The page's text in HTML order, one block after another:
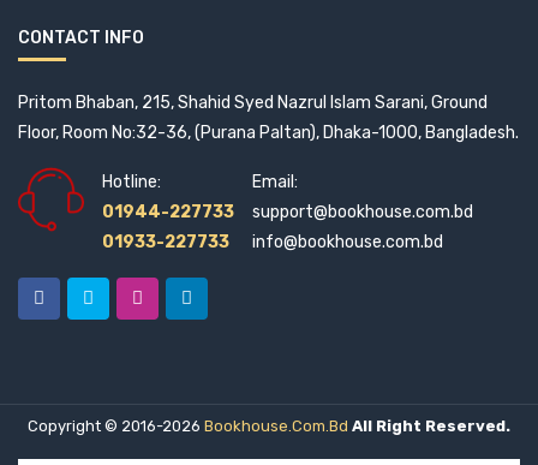
CONTACT INFO
Pritom Bhaban, 215, Shahid Syed Nazrul Islam Sarani, Ground
Floor, Room No:32-36, (Purana Paltan), Dhaka-1000, Bangladesh.
Hotline:
01944-227733
01933-227733
Email:
support@bookhouse.com.bd
info@bookhouse.com.bd
Copyright © 2016-2026 Bookhouse.com.bd All Right Reserved.